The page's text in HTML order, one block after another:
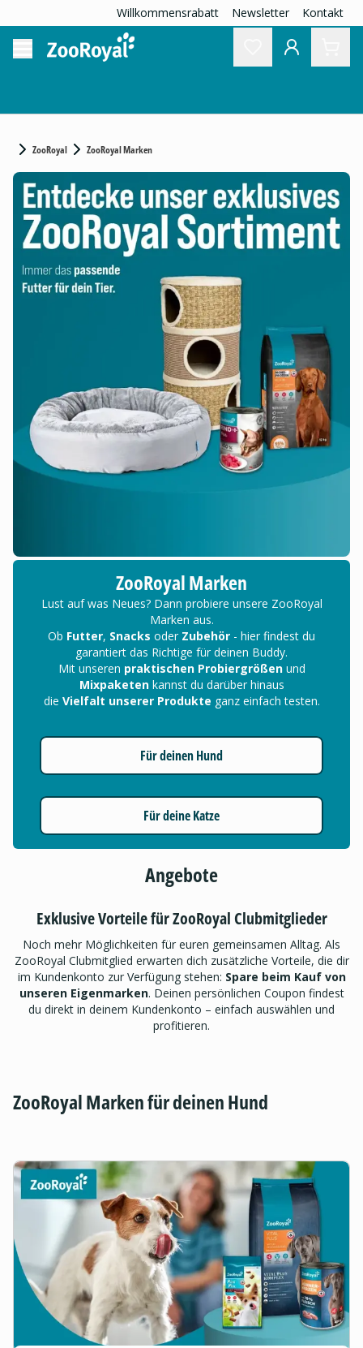
Willkommensrabatt Newsletter Kontakt
ZooRoyal ZooRoyal Marken
ZooRoyal Marken
Lust auf was Neues? Dann probiere unsere ZooRoyal
Marken aus.
Ob Futter, Snacks oder Zubehör - hier findest du
garantiert das Richtige für deinen Buddy.
Mit unseren praktischen Probiergrößenund
Mixpaketen kannst du darüber hinaus
die Vielfalt unserer Produkte ganz einfach testen.
Für deinen Hund
Für deine Katze
Angebote
Exklusive Vorteile für ZooRoyal Clubmitglieder
Noch mehr Möglichkeiten für euren gemeinsamen Alltag. Als
ZooRoyal Clubmitglied erwarten dich zusätzliche Vorteile, die dir
im Kundenkonto zur Verfügung stehen: Spare beim Kauf von
unseren Eigenmarken. Deinen persönlichen Coupon findest
du direkt in deinem Kundenkonto – einfach auswählen und
profitieren.
ZooRoyal Marken für deinen Hund